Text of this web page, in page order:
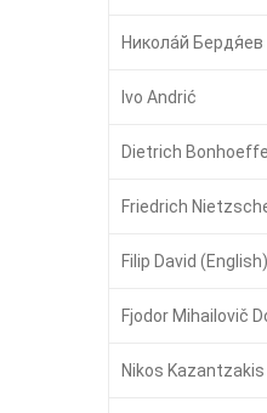
Никола́й Бердя́ев
Ivo Andrić
Dietrich
Friedrich
Filip David (English)
Fjodor Mihailovič
Nikos Kazantzakis